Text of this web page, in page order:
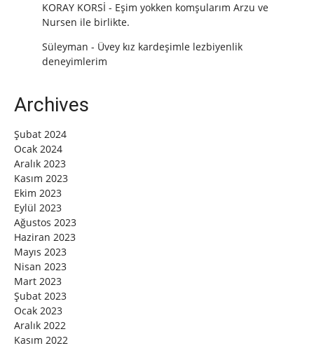
KORAY KORSİ - Eşim yokken komşularım Arzu ve
Nursen ile birlikte.
Süleyman - Üvey kız kardeşimle lezbiyenlik
deneyimlerim
Archives
Şubat 2024
Ocak 2024
Aralık 2023
Kasım 2023
Ekim 2023
Eylül 2023
Ağustos 2023
Haziran 2023
Mayıs 2023
Nisan 2023
Mart 2023
Şubat 2023
Ocak 2023
Aralık 2022
Kasım 2022